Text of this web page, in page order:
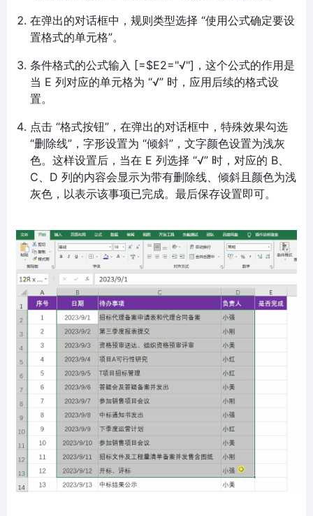
在弹出的对话框中，规则类型选择 “使用公式确定要设
置格式的单元格”。
条件格式的公式输入 [=$E2="√"]，这个公式的作用是
当 E 列对应的单元格为 “√” 时，应用后续的格式设
置。
点击 “格式按钮”，在弹出的对话框中，特殊效果勾选
“删除线”，字形设置为 “倾斜”，文字颜色设置为浅灰
色。这样设置后，当在 E 列选择 “√” 时，对应的 B、
C、D 列的内容会显示为带有删除线、倾斜且颜色为浅
灰色，以表示该事项已完成。最后保存设置即可。